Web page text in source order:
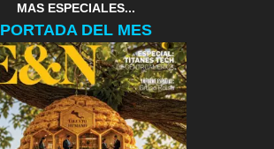
MAS ESPECIALES...
PORTADA DEL MES